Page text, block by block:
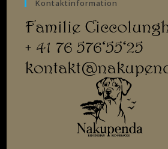
Kontaktinformation